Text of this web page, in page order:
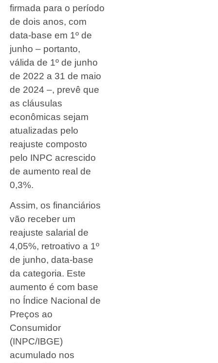
firmada para o período
de dois anos, com
data-base em 1º de
junho – portanto,
válida de 1º de junho
de 2022 a 31 de maio
de 2024 –, prevê que
as cláusulas
econômicas sejam
atualizadas pelo
reajuste composto
pelo INPC acrescido
de aumento real de
0,3%.
Assim, os financiários
vão receber um
reajuste salarial de
4,05%, retroativo a 1º
de junho, data-base
da categoria. Este
aumento é com base
no Índice Nacional de
Preços ao
Consumidor
(INPC/IBGE)
acumulado nos